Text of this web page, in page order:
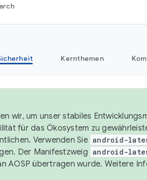
Kernthemen
wir, um unser stabiles
für das Ökosystem zu
Verwenden Sie android-
Der Manifestzweig android-
AOSP übertragen wurde. Weitere